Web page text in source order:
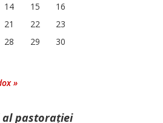
14 15
16
21 22
23
28 29
30
»
al pastorației